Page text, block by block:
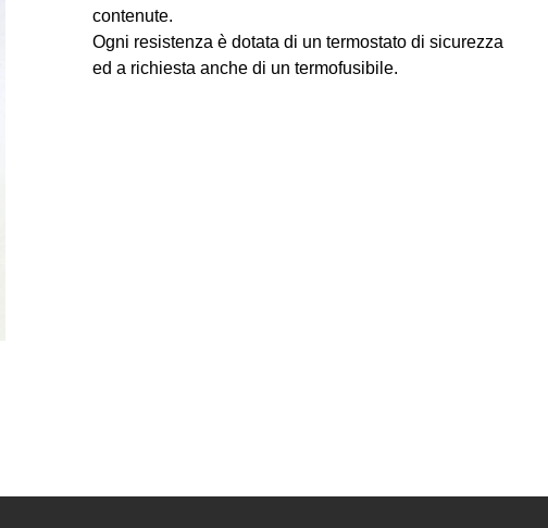
contenute.
Ogni resistenza è dotata di un termostato di sicurezza
ed a richiesta anche di un termofusibile.